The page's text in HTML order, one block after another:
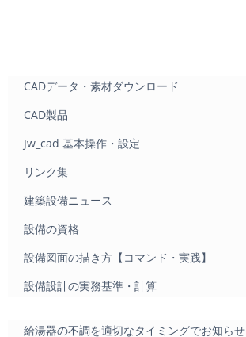
CADデータ・素材ダウンロード
CAD製品
Jw_cad 基本操作・設定
リンク集
建築設備ニュース
設備の資格
設備図面の描き方【コマンド・実践】
設備設計の実務基準・計算
給湯器の不調を適切なタイミングでお知らせ